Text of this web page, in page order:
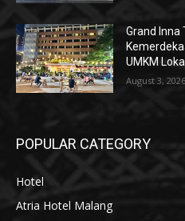
Grand Inna
UMKM Lokal
August 3, 2026
POPULAR CATEGORY
Hotel
Atria Hotel Malang